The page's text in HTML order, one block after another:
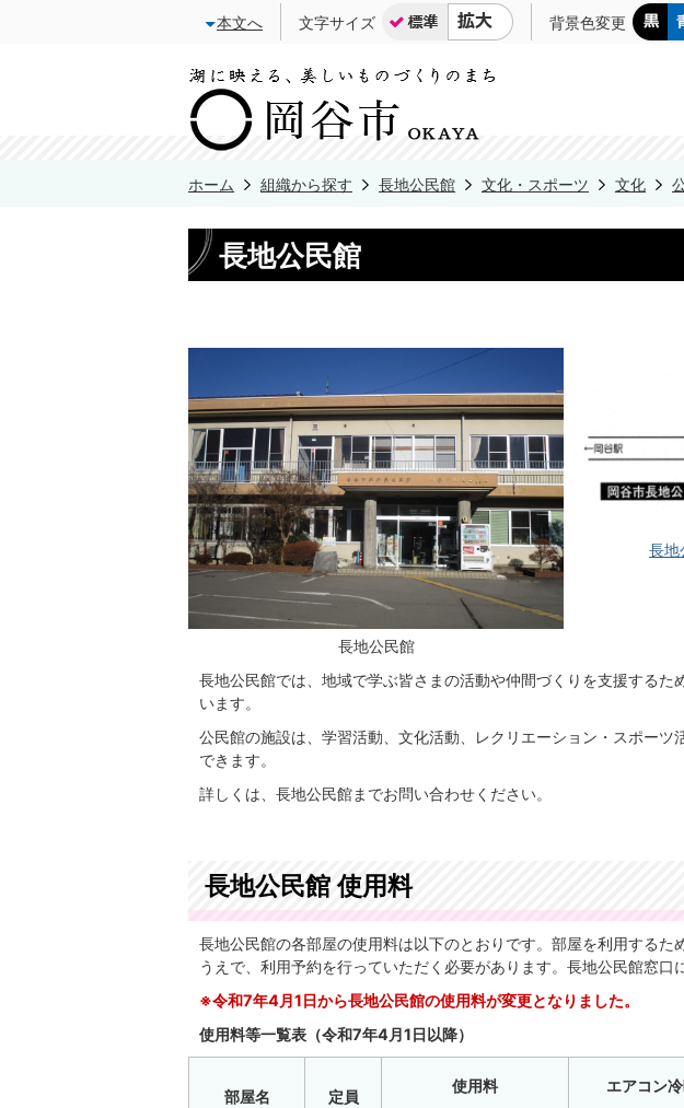
本文へ 文字サイズ 背景色変更
ホーム 組織から探す 長地公民館 文化・スポーツ 文化
長地公民館
長地公民館
長地
長地公民館では、地域で学ぶ皆さまの活動や仲間づくりを支援するた
います。
公民館の施設は、学習活動、文化活動、レクリエーション・スポーツ
できます。
詳しくは、長地公民館までお問い合わせください。
長地公民館 使用料
長地公民館の各部屋の使用料は以下のとおりです。部屋を利用するた
うえで、利用予約を行っていただく必要があります。長地公民館窓口
※令和7年4月1日から長地公民館の使用料が変更となりました。
使用料等一覧表（令和7年4月1日以降）
部屋名 定員
使用料
エアコン